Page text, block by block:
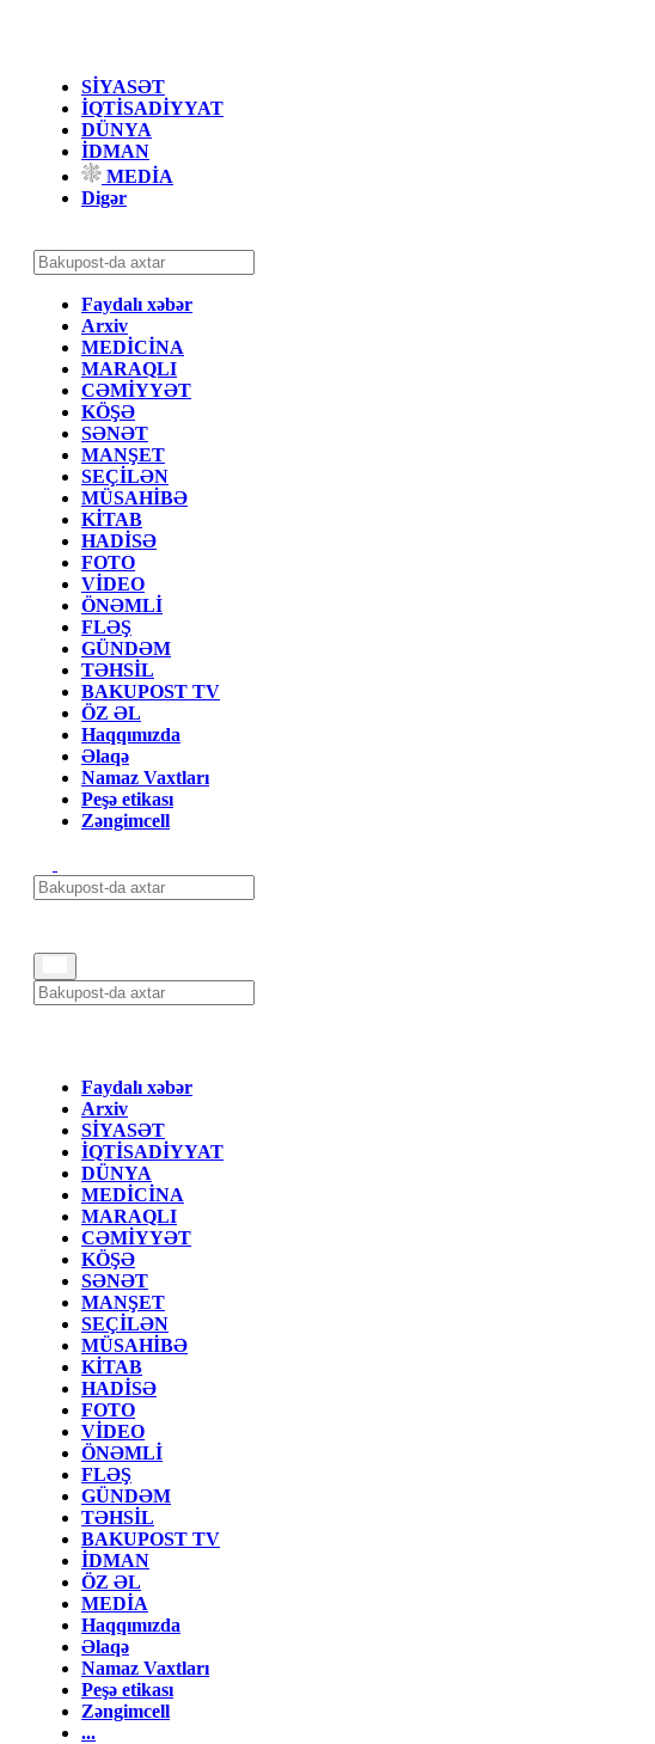
SİYASƏT
İQTİSADİYYAT
DÜNYA
İDMAN
MEDİA
Digər
Faydalı xəbər
Arxiv
MEDİCİNA
MARAQLI
CƏMİYYƏT
KÖŞƏ
SƏNƏT
MANŞET
SEÇİLƏN
MÜSAHİBƏ
KİTAB
HADİSƏ
FOTO
VİDEO
ÖNƏMLİ
FLƏŞ
GÜNDƏM
TƏHSİL
BAKUPOST TV
ÖZ ƏL
Haqqımızda
Əlaqə
Namaz Vaxtları
Peşə etikası
Zəngimcell
Faydalı xəbər
Arxiv
SİYASƏT
İQTİSADİYYAT
DÜNYA
MEDİCİNA
MARAQLI
CƏMİYYƏT
KÖŞƏ
SƏNƏT
MANŞET
SEÇİLƏN
MÜSAHİBƏ
KİTAB
HADİSƏ
FOTO
VİDEO
ÖNƏMLİ
FLƏŞ
GÜNDƏM
TƏHSİL
BAKUPOST TV
İDMAN
ÖZ ƏL
MEDİA
Haqqımızda
Əlaqə
Namaz Vaxtları
Peşə etikası
Zəngimcell
...